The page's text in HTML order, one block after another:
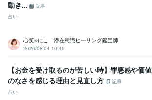
動き...
記事
占い
心笑⟡にこ｜潜在意識ヒーリング鑑定師
2026/08/04 10:46
【お金を受け取るのが苦しい時】罪悪感や価値
のなさを感じる理由と見直し方
記事
占い